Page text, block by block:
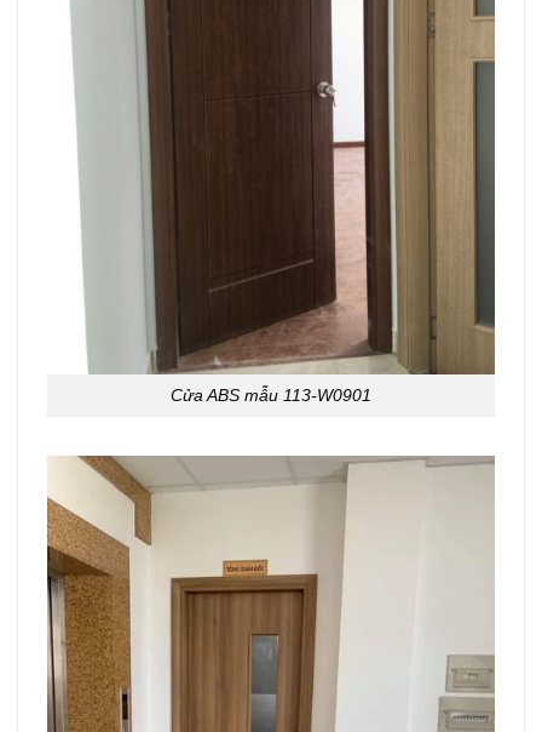
Cửa ABS mẫu 113-W0901